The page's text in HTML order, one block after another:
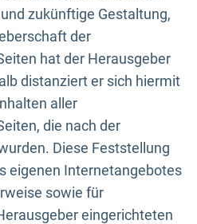
zukünftige Gestaltung,
der
hat der Herausgeber
distanziert er sich hiermit
aller
die nach der
Diese Feststellung
eigenen Internetangebotes
sowie für
eingerichteten